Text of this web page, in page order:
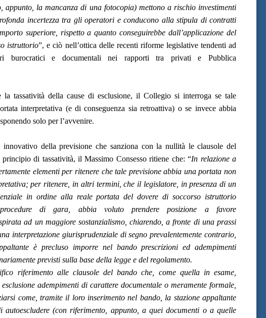
appunto, la mancanza di una fotocopia) mettono a rischio investimenti
incertezza tra gli operatori e conducono alla stipula di contratti
superiore, rispetto a quanto conseguirebbe dall’applicazione del
istruttorio”, e ciò nell’ottica delle recenti riforme legislative tendenti ad
burocratici e documentali nei rapporti tra privati e Pubblica
la tassatività della cause di esclusione, il Collegio si interroga se tale
interpretativa (e di conseguenza sia retroattiva) o se invece abbia
solo per l’avvenire.
innovativo della previsione che sanziona con la nullità le clausole del
di tassatività, il Massimo Consesso ritiene che: “In relazione a
elementi per ritenere che tale previsione abbia una portata non
per ritenere, in altri termini, che il legislatore, in presenza di un
in ordine alla reale portata del dovere di soccorso istruttorio
di gara, abbia voluto prendere posizione a favore
ad un maggiore sostanzialismo, chiarendo, a fronte di una prassi
interpretazione giurisprudenziale di segno prevalentemente contrario,
è precluso imporre nel bando prescrizioni ed adempimenti
previsti sulla base della legge e del regolamento.
riferimento alle clausole del bando che, come quella in esame,
adempimenti di carattere documentale o meramente formale,
come, tramite il loro inserimento nel bando, la stazione appaltante
(con riferimento, appunto, a quei documenti o a quelle